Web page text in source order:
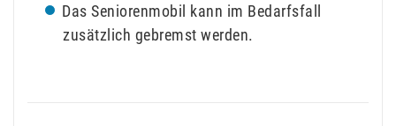
Das Seniorenmobil kann im Bedarfsfall
zusätzlich gebremst werden.